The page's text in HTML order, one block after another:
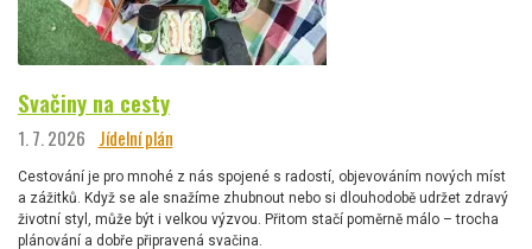
Svačiny na cesty
1. 7. 2026 Jídelní plán
Cestování je pro mnohé z nás spojené s radostí, objevováním nových míst
a zážitků. Když se ale snažíme zhubnout nebo si dlouhodobě udržet zdravý
životní styl, může být i velkou výzvou. Přitom stačí poměrně málo – trocha
plánování a dobře připravená svačina.